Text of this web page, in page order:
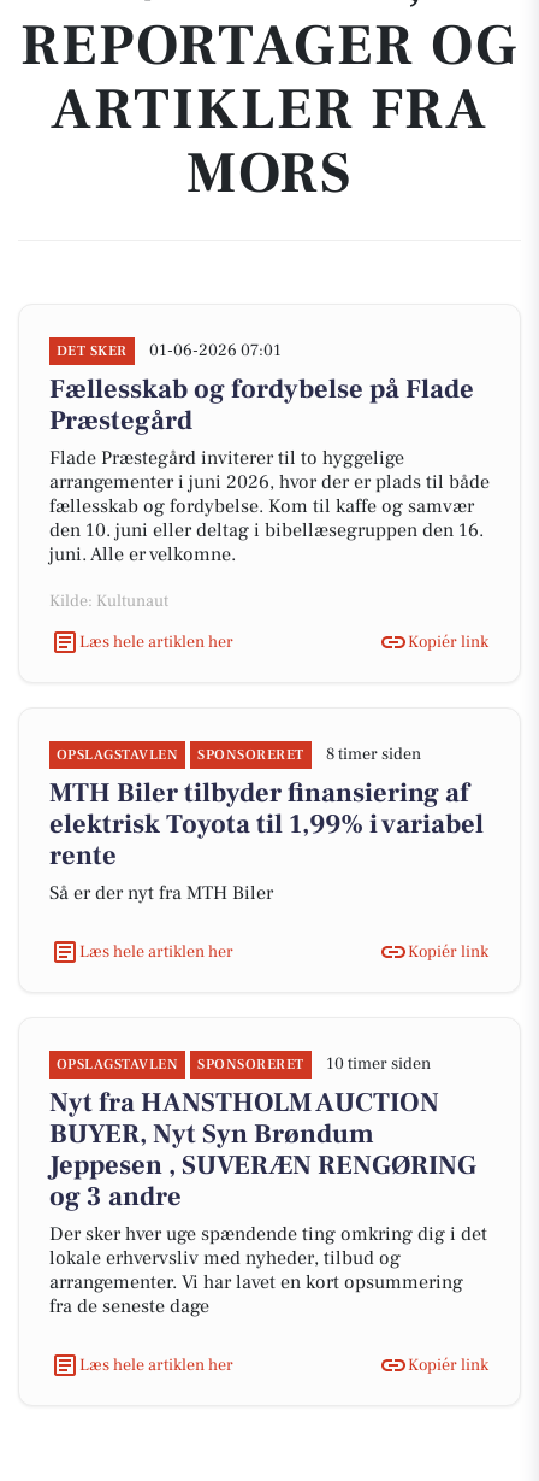
REPORTAGER OG
ARTIKLER FRA
MORS
DET SKER 01-06-2026 07:01
Fællesskab og fordybelse på Flade
Præstegård
Flade Præstegård inviterer til to hyggelige
arrangementer i juni 2026, hvor der er plads til både
fællesskab og fordybelse. Kom til kaffe og samvær
den 10. juni eller deltag i bibellæsegruppen den 16.
juni. Alle er velkomne.
Kilde: Kultunaut
Læs hele artiklen her
Kopiér link
OPSLAGSTAVLEN SPONSORERET 8 timer siden
MTH Biler tilbyder finansiering af
elektrisk Toyota til 1,99% i variabel
rente
Så er der nyt fra MTH Biler
Læs hele artiklen her Kopiér link
OPSLAGSTAVLEN SPONSORERET 10 timer siden
Nyt fra HANSTHOLM AUCTION
BUYER, Nyt Syn Brøndum
Jeppesen , SUVERÆN RENGØRING
og 3 andre
Der sker hver uge spændende ting omkring dig i det
lokale erhvervsliv med nyheder, tilbud og
arrangementer. Vi har lavet en kort opsummering
fra de seneste dage
Læs hele artiklen her Kopiér link